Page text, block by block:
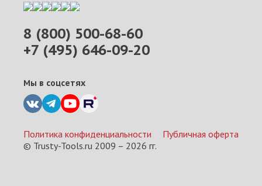
8 (800) 500-68-60
+7 (495) 646-09-20
Мы в соцсетях
Политика конфиденциальности
Публичная оферта
© Trusty-Tools.ru 2009 – 2026 гг.